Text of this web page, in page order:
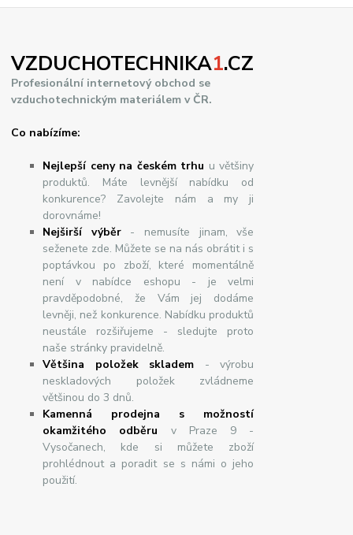
VZDUCHOTECHNIKA1.CZ
Profesionální internetový obchod se
vzduchotechnickým materiálem v ČR.
Co nabízíme:
Nejlepší ceny na českém trhu u většiny
produktů. Máte levnější nabídku od
konkurence? Zavolejte nám a my ji
dorovnáme!
Nejširšívýběr- nemusíte jinam, vše
seženete zde. Můžete se na nás obrátit i s
poptávkou po zboží, které momentálně
není v nabídce eshopu - je velmi
pravděpodobné, že Vám jej dodáme
levněji, než konkurence. Nabídku produktů
neustále rozšiřujeme - sledujte proto
naše stránky pravidelně.
Většina položek skladem - výrobu
neskladových položek zvládneme
většinou do 3 dnů.
Kamenná prodejna s možností
okamžitého odběru v Praze 9 -
Vysočanech, kde si můžete zboží
prohlédnout a poradit se s námi o jeho
použití.